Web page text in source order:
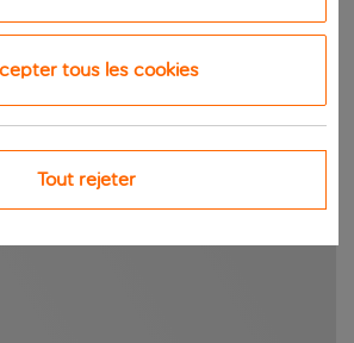
tous les cookies
Tout rejeter